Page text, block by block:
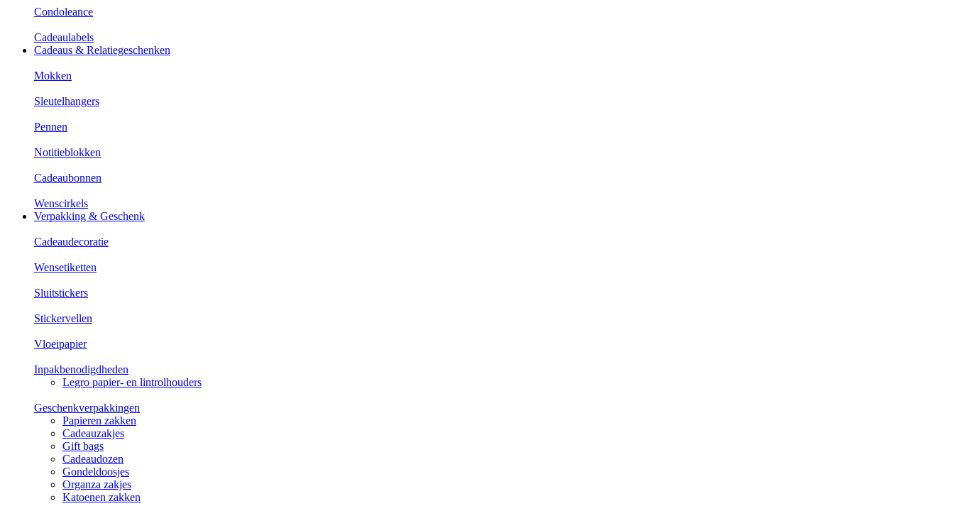
Condoleance
Cadeaulabels
Cadeaus & Relatiegeschenken
Mokken
Sleutelhangers
Pennen
Notitieblokken
Cadeaubonnen
Wenscirkels
Verpakking & Geschenk
Cadeaudecoratie
Wensetiketten
Sluitstickers
Stickervellen
Vloeipapier
Inpakbenodigdheden
Legro papier- en lintrolhouders
Geschenkverpakkingen
Papieren zakken
Cadeauzakjes
Gift bags
Cadeaudozen
Gondeldoosjes
Organza zakjes
Katoenen zakken